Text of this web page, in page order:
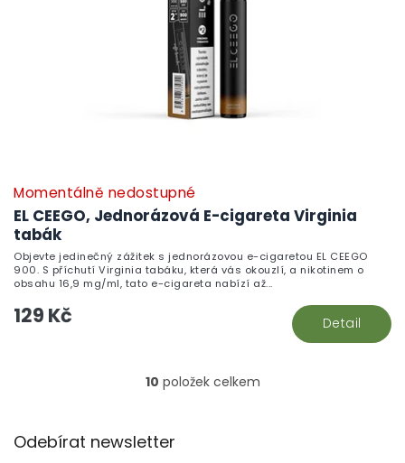
EL CEEGO, Jednorázová E-cigareta Virginia
tabák
Momentálně nedostupné
129 Kč Detail
Objevte jedinečný zážitek s jednorázovou e-cigaretou EL CEEGO
900. S příchutí Virginia tabáku, která vás okouzlí, a nikotinem o
obsahu 16,9 mg/ml, tato e-cigareta nabízí až...
O
10 položek celkem
Odebírat newsletter